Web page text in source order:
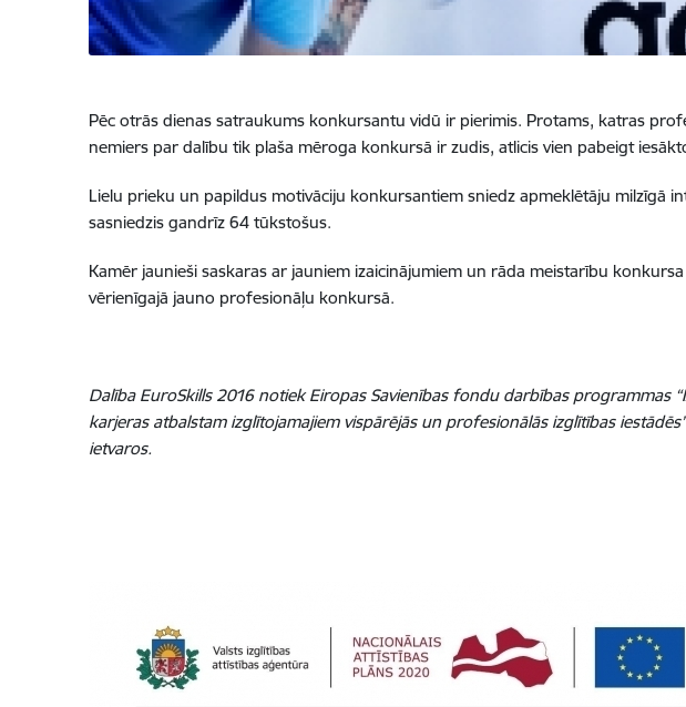
Pēc otrās dienas satraukums konkursantu vidū ir pierimis. Protams, katras
nemiers par dalību tik plaša mēroga konkursā ir zudis, atlicis vien pabeigt
Lielu prieku un papildus motivāciju konkursantiem sniedz apmeklētāju milzīgā
sasniedzis gandrīz 64 tūkstošus.
Kamēr jaunieši saskaras ar jauniem izaicinājumiem un rāda meistarību
vērienīgajā jauno profesionāļu konkursā.
Dalība EuroSkills 2016 notiek Eiropas Savienības fondu darbības programmas
karjeras atbalstam izglītojamajiem vispārējās un profesionālās izglītības
ietvaros.